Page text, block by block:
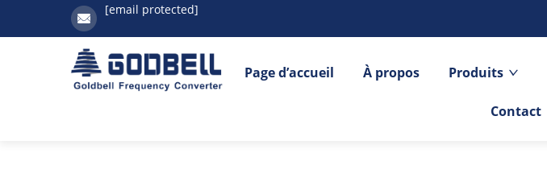
[email protected]
Page d’accueil À propos Produits
Contact